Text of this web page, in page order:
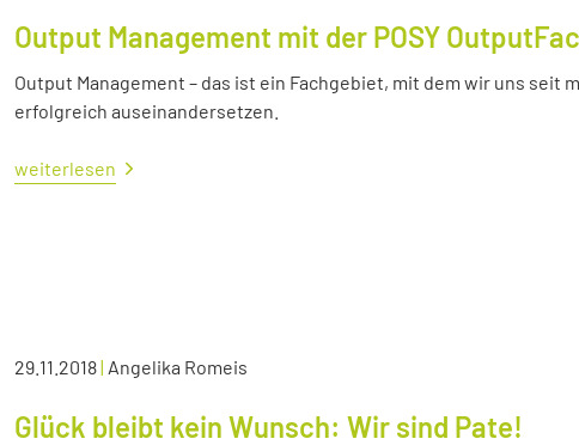
Output Management mit der POSY
Output Management – das ist ein Fachgebiet, mit dem wir uns seit
erfolgreich auseinandersetzen.
weiterlesen
29.11.2018| Angelika Romeis
Glück bleibt kein Wunsch: Wir sind Pate!